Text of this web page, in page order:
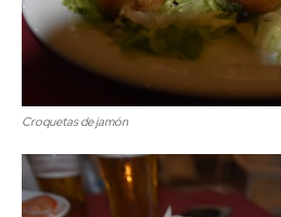
Croquetas de jamón